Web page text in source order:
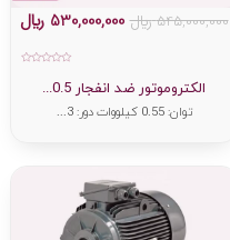
الکتروموتور ضد انفجار 0.5...
545,000,000﷼ 530,000,000 ﷼
توان: 0.55 کیلووات دور: 3...